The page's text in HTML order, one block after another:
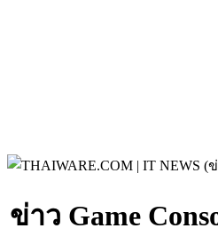
ข่าว Game